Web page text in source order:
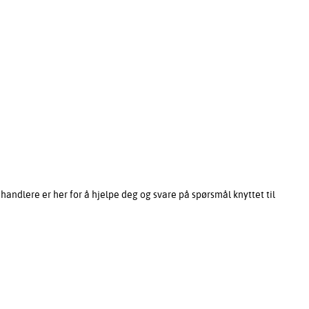
er her for å hjelpe deg og svare på spørsmål knyttet til